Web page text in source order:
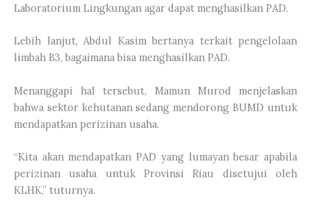
Laboratorium Lingkungan agar dapat menghasilkan PAD.
Lebih lanjut, Abdul Kasim bertanya terkait pengelolaan
limbah B3, bagaimana bisa menghasilkan PAD.
Menanggapi hal tersebut, Mamun Murod menjelaskan
bahwa sektor kehutanan sedang mendorong BUMD untuk
mendapatkan perizinan usaha.
“Kita akan mendapatkan PAD yang lumayan besar apabila
perizinan usaha untuk Provinsi Riau disetujui oleh
KLHK,” tuturnya.